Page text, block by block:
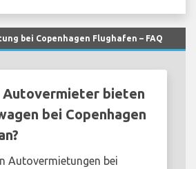
bei Copenhagen Flughafen – FAQ
Autovermieter bieten
bei Copenhagen
Autovermietungen bei